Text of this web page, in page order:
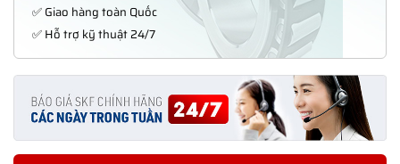
✅ Giao hàng toàn Quốc
✅ Hỗ trợ kỹ thuật 24/7